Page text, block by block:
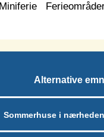
Miniferie
Alternative
Sommerhuse i